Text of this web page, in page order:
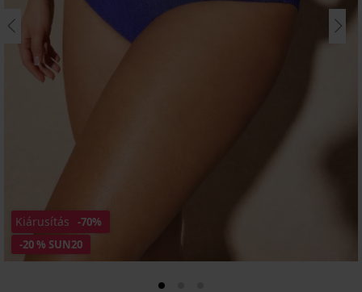
-20 % SUN20
Kiárusítás -70%